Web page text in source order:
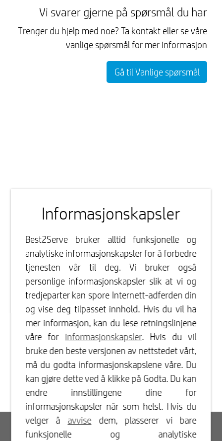
Vi svarer gjerne på spørsmål du har
Trenger du hjelp med noe? Ta kontakt eller se våre
vanlige spørsmål for mer informasjon
Gå til Vanlige spørsmål
Innlogging
Informasjonskapsler
Best2Serve bruker alltid funksjonelle og
analytiske informasjonskapsler for å forbedre
tjenesten vår til deg. Vi bruker også
personlige informasjonskapsler slik at vi og
tredjeparter kan spore Internett-adferden din
og vise deg tilpasset innhold. Hvis du vil ha
mer informasjon, kan du lese retningslinjene
våre for informasjonskapsler. Hvis du vil
bruke den beste versjonen av nettstedet vårt,
må du godta informasjonskapslene våre. Du
kan gjøre dette ved å klikke på Godta. Du kan
endre innstillingene dine for
informasjonskapsler når som helst. Hvis du
velger å avvise dem, plasserer vi bare
funksjonelle og analytiske